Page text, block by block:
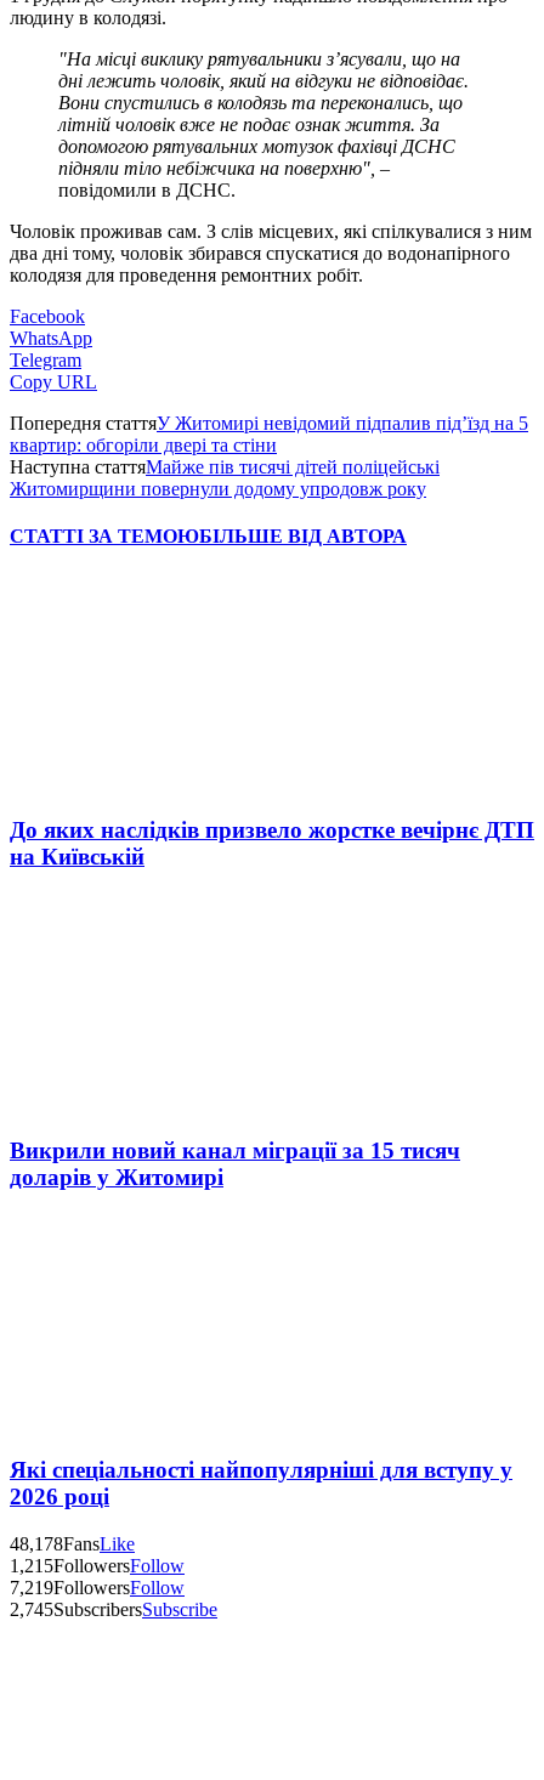
людину в колодязі.
"На місці виклику рятувальники з’ясували, що на
дні лежить чоловік, який на відгуки не відповідає.
Вони спустились в колодязь та переконались, що
літній чоловік вже не подає ознак життя. За
допомогою рятувальних мотузок фахівці ДСНС
підняли тіло небіжчика на поверхню", –
повідомили в ДСНС.
Чоловік проживав сам. З слів місцевих, які спілкувалися з ним
два дні тому, чоловік збирався спускатися до водонапірного
колодязя для проведення ремонтних робіт.
Facebook
WhatsApp
Telegram
Copy URL
Попередня статтяУ Житомирі невідомий підпалив під’їзд на 5
квартир: обгоріли двері та стіни
Наступна статтяМайже пів тисячі дітей поліцейські
Житомирщини повернули додому упродовж року
СТАТТІ ЗА ТЕМОЮБІЛЬШЕ ВІД АВТОРА
До яких наслідків призвело жорстке вечірнє ДТП
на Київській
Викрили новий канал міграції за 15 тисяч
доларів у Житомирі
Які спеціальності найпопулярніші для вступу у
2026 році
48,178FansLike
1,215FollowersFollow
7,219FollowersFollow
2,745SubscribersSubscribe